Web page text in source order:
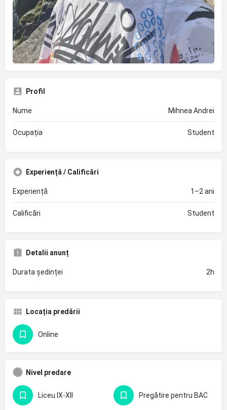
Profil
Nume Mihnea Andrei
Ocupația Student
Experiență / Calificări
Experiență 1–2 ani
Calificări Student
Detalii anunț
Durata ședinței 2h
Locația predării
Online
Nivel predare
Liceu IX-XII Pregătire pentru BAC